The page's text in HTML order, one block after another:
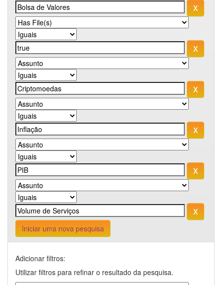
Iniciar uma nova pesquisa
Adicionar filtros:
Utilizar filtros para refinar o resultado da pesquisa.